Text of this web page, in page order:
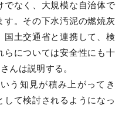
でなく、大規模な自治体で
す。その下水汚泥の燃焼灰
国土交通省と連携して、検
らについては安全性にも十
んは説明する。
う知見が積み上がってき
て検討されるようになっ